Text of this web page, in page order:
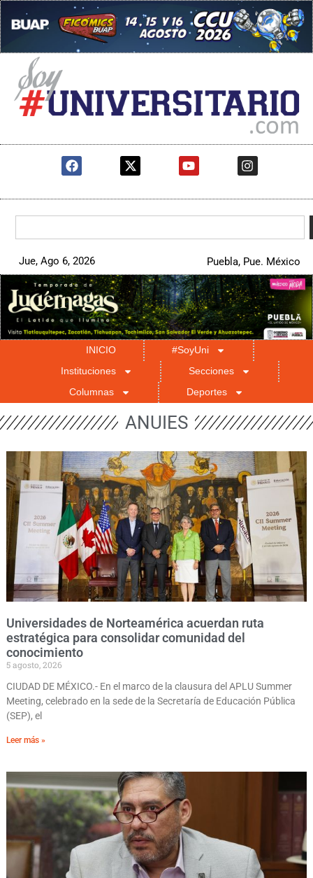
Jue, Ago 6, 2026 Puebla, Pue. México
INICIO
#SoyUni
Instituciones
Secciones
Columnas
Deportes
ANUIES
Universidades de Norteamérica acuerdan ruta
estratégica para consolidar comunidad del
conocimiento
5 agosto, 2026
CIUDAD DE MÉXICO.- En el marco de la clausura del APLU Summer
Meeting, celebrado en la sede de la Secretaría de Educación Pública
(SEP), el
Leer más »